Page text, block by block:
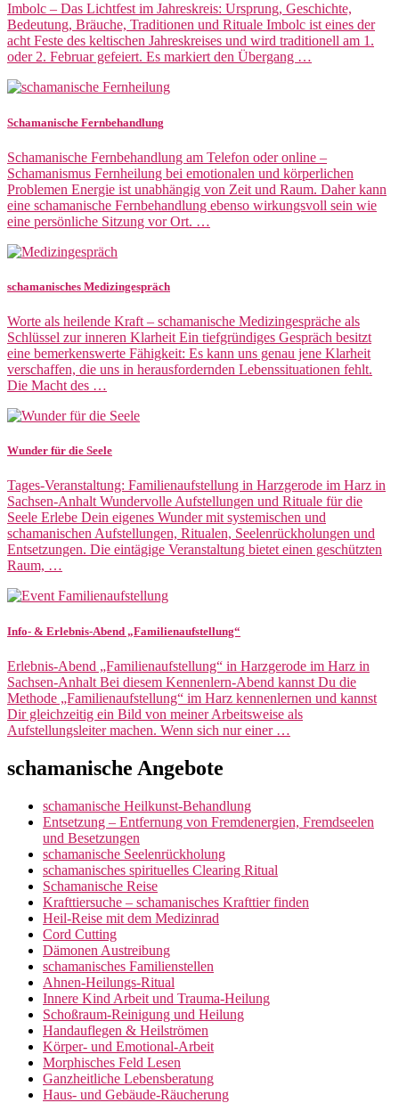
Imbolc – Das Lichtfest im Jahreskreis: Ursprung, Geschichte,
Bedeutung, Bräuche, Traditionen und Rituale Imbolc ist eines der
acht Feste des keltischen Jahreskreises und wird traditionell am 1.
oder 2. Februar gefeiert. Es markiert den Übergang …
Schamanische Fernbehandlung
Schamanische Fernbehandlung am Telefon oder online –
Schamanismus Fernheilung bei emotionalen und körperlichen
Problemen Energie ist unabhängig von Zeit und Raum. Daher kann
eine schamanische Fernbehandlung ebenso wirkungsvoll sein wie
eine persönliche Sitzung vor Ort. …
schamanisches Medizingespräch
Worte als heilende Kraft – schamanische Medizingespräche als
Schlüssel zur inneren Klarheit Ein tiefgründiges Gespräch besitzt
eine bemerkenswerte Fähigkeit: Es kann uns genau jene Klarheit
verschaffen, die uns in herausfordernden Lebenssituationen fehlt.
Die Macht des …
Wunder für die Seele
Tages-Veranstaltung: Familienaufstellung in Harzgerode im Harz in
Sachsen-Anhalt Wundervolle Aufstellungen und Rituale für die
Seele Erlebe Dein eigenes Wunder mit systemischen und
schamanischen Aufstellungen, Ritualen, Seelenrückholungen und
Entsetzungen. Die eintägige Veranstaltung bietet einen geschützten
Raum, …
Info- & Erlebnis-Abend „Familienaufstellung“
Erlebnis-Abend „Familienaufstellung“ in Harzgerode im Harz in
Sachsen-Anhalt Bei diesem Kennenlern-Abend kannst Du die
Methode „Familienaufstellung“ im Harz kennenlernen und kannst
Dir gleichzeitig ein Bild von meiner Arbeitsweise als
Aufstellungsleiter machen. Wenn sich nur einer …
schamanische Angebote
schamanische Heilkunst-Behandlung
Entsetzung – Entfernung von Fremdenergien, Fremdseelen
und Besetzungen
schamanische Seelenrückholung
schamanisches spirituelles Clearing Ritual
Schamanische Reise
Krafttiersuche – schamanisches Krafttier finden
Heil-Reise mit dem Medizinrad
Cord Cutting
Dämonen Austreibung
schamanisches Familienstellen
Ahnen-Heilungs-Ritual
Innere Kind Arbeit und Trauma-Heilung
Schoßraum-Reinigung und Heilung
Handauflegen & Heilströmen
Körper- und Emotional-Arbeit
Morphisches Feld Lesen
Ganzheitliche Lebensberatung
Haus- und Gebäude-Räucherung